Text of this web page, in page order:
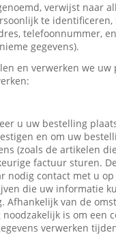
verwijst naar
te
telefoonnummer,
gegevens).
en verwerken we uw
u uw bestelling
en om uw
(zoals de artikelen
factuur sturen.
nodig contact met u
die uw informatie
van de
is om een
verwerken